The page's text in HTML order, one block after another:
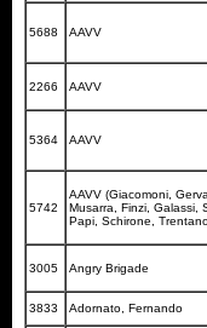
5688 AAVV
2266 AAVV
5364 AAVV
5742
AAVV (Giacomoni,
Musarra, Finzi, Galassi,
Papi, Schirone,
3005 Angry Brigade
3833 Adornato, Fernando